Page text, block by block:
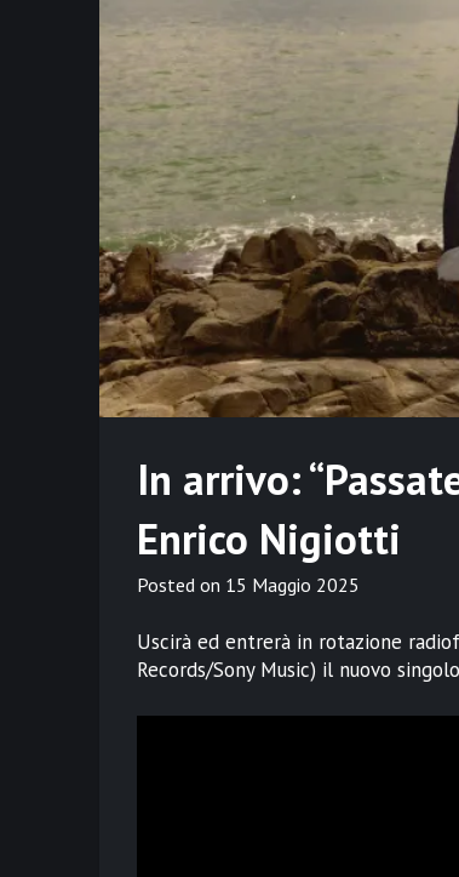
In arrivo:
Enrico Nigiotti
Posted on 15 Maggio 2025
Uscirà ed entrerà in rotazione
Records/Sony Music) il nuovo